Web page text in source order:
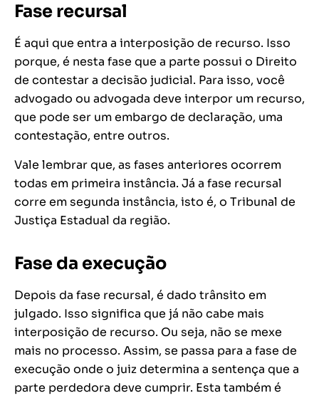
Fase recursal
É aqui que entra a interposição de recurso. Isso
porque, é nesta fase que a parte possui o Direito
de contestar a decisão judicial. Para isso, você
advogado ou advogada deve interpor um recurso,
que pode ser um embargo de declaração, uma
contestação, entre outros.
Vale lembrar que, as fases anteriores ocorrem
todas em primeira instância. Já a fase recursal
corre em segunda instância, isto é, o Tribunal de
Justiça Estadual da região.
Fase da execução
Depois da fase recursal, é dado trânsito em
julgado. Isso significa que já não cabe mais
interposição de recurso. Ou seja, não se mexe
mais no processo. Assim, se passa para a fase de
execução onde o juiz determina a sentença que a
parte perdedora deve cumprir. Esta também é